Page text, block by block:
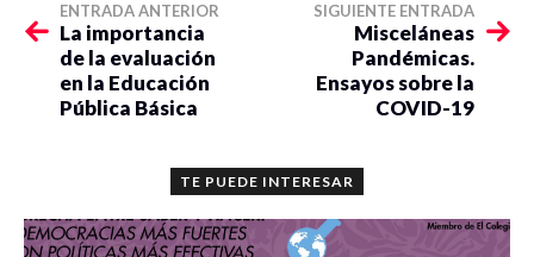
ENTRADA ANTERIOR
La importancia
de la evaluación
en la Educación
Pública Básica
SIGUIENTE ENTRADA
Misceláneas
Pandémicas.
Ensayos sobre la
COVID-19
TE PUEDE INTERESAR